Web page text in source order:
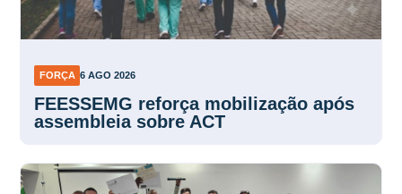
FORÇA 6 AGO 2026
FEESSEMG reforça mobilização após
assembleia sobre ACT